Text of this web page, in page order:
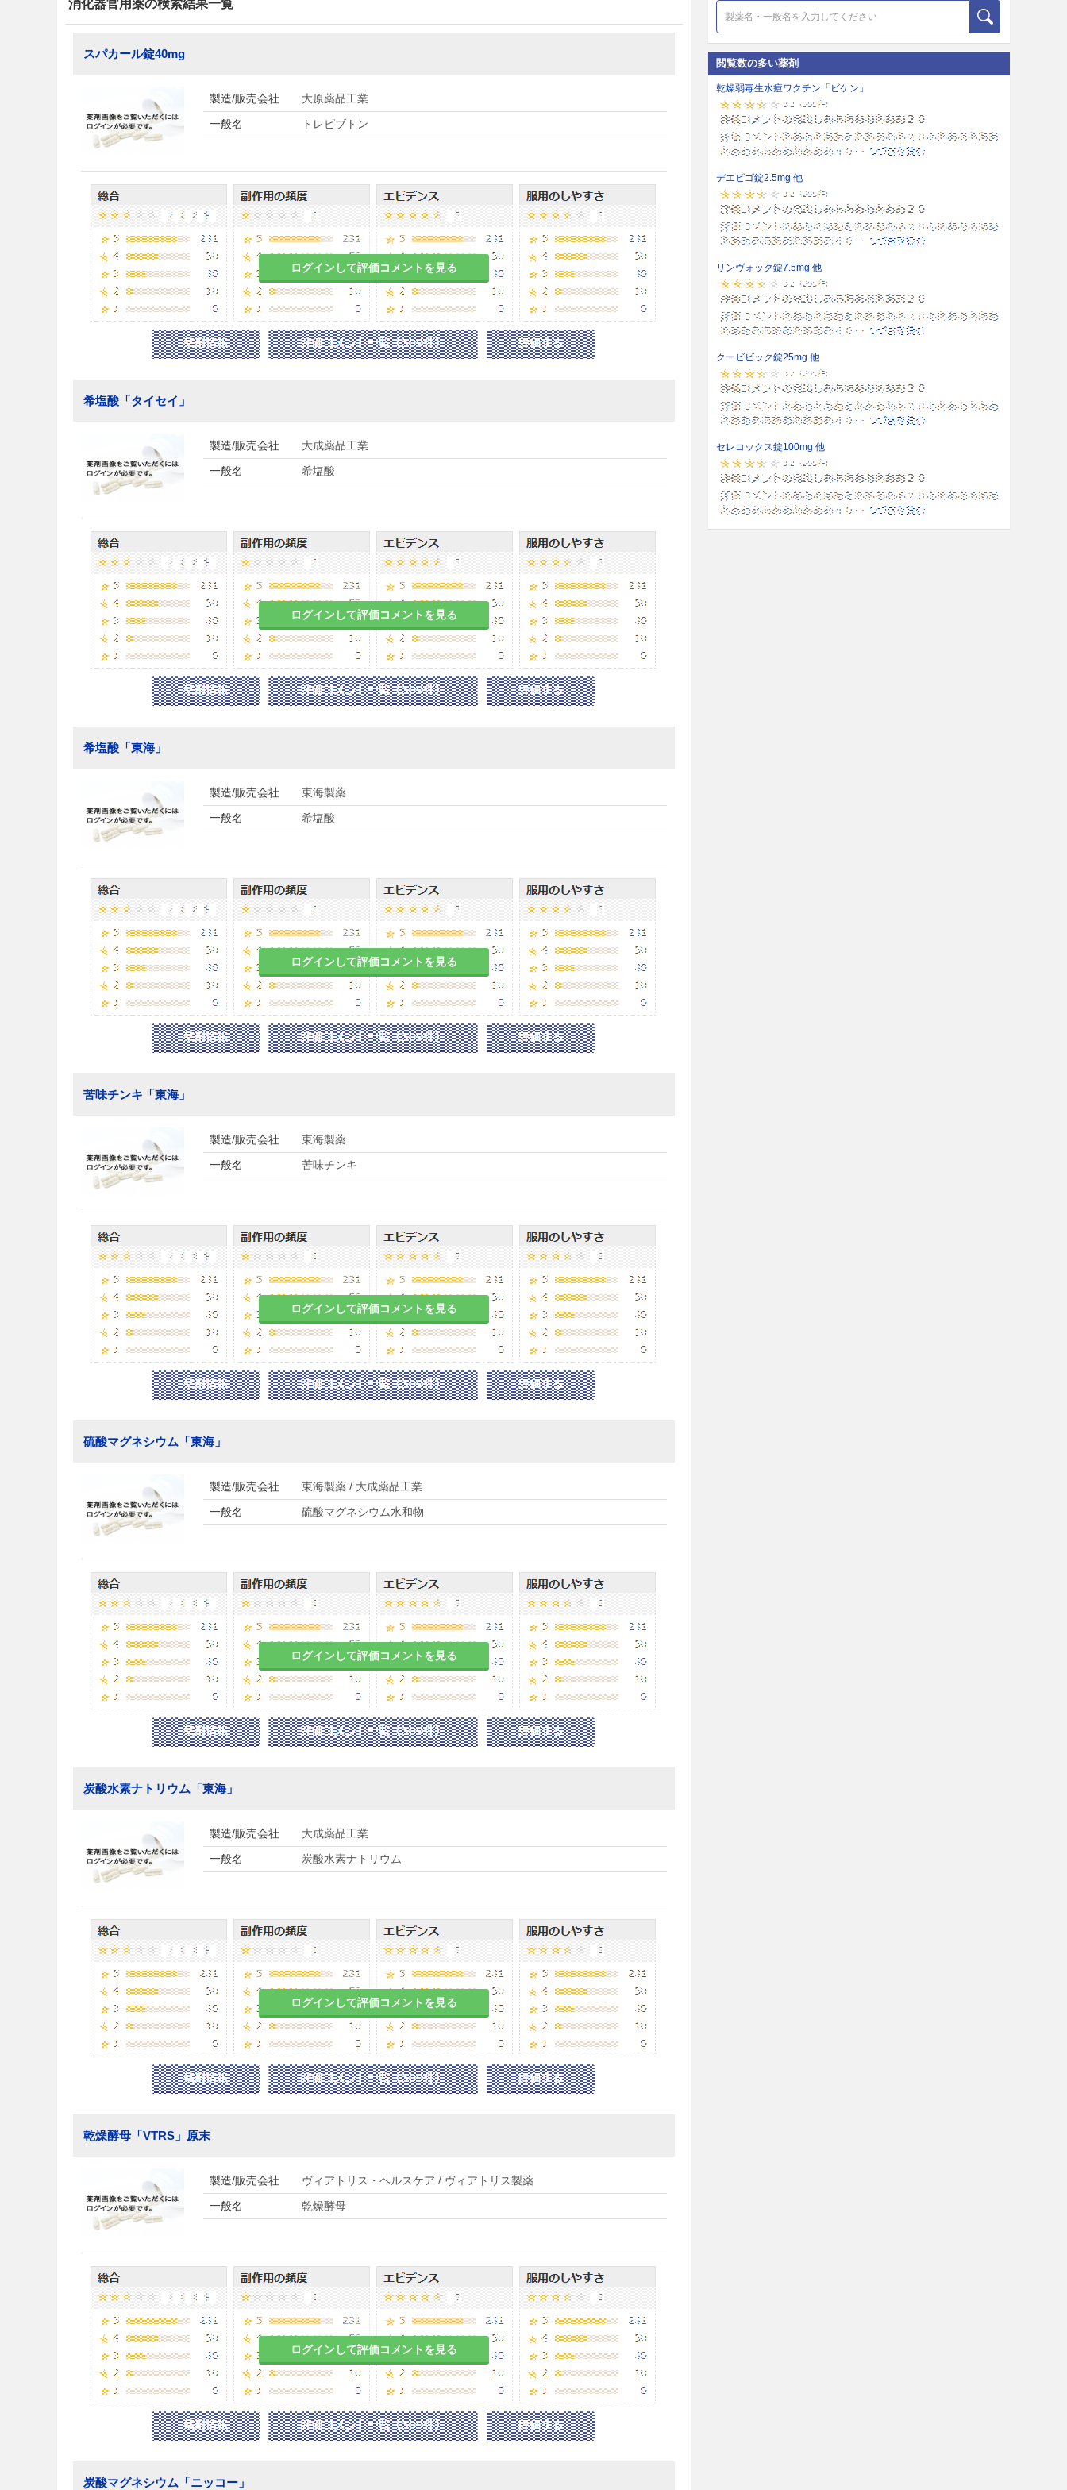
消化器官用薬の検索結果一覧
スパカール錠40mg
製造/販売会社
大原薬品工業
一般名
トレピブトン
ログインして評価コメントを見る
希塩酸「タイセイ」
製造/販売会社
大成薬品工業
一般名
希塩酸
ログインして評価コメントを見る
希塩酸「東海」
製造/販売会社
東海製薬
一般名
希塩酸
ログインして評価コメントを見る
苦味チンキ「東海」
製造/販売会社
東海製薬
一般名
苦味チンキ
ログインして評価コメントを見る
硫酸マグネシウム「東海」
製造/販売会社
東海製薬 / 大成薬品工業
一般名
硫酸マグネシウム水和物
ログインして評価コメントを見る
炭酸水素ナトリウム「東海」
製造/販売会社
大成薬品工業
一般名
炭酸水素ナトリウム
ログインして評価コメントを見る
乾燥酵母「VTRS」原末
製造/販売会社
ヴィアトリス・ヘルスケア / ヴィアトリス製薬
一般名
乾燥酵母
ログインして評価コメントを見る
炭酸マグネシウム「ニッコー」
閲覧数の多い薬剤
乾燥弱毒生水痘ワクチン「ビケン」
デエビゴ錠2.5mg 他
リンヴォック錠7.5mg 他
クービビック錠25mg 他
セレコックス錠100mg 他